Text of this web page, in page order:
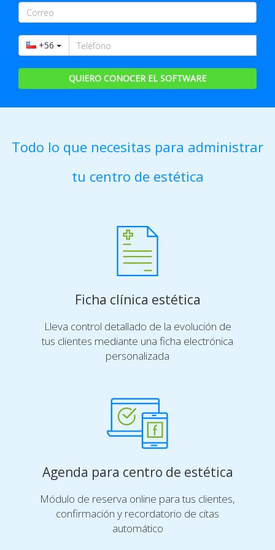
+56
QUIERO CONOCER EL SOFTWARE
Todo lo que necesitas para administrar
tu centro de estética
Ficha clínica estética
Lleva control detallado de la evolución de
tus clientes mediante una ficha electrónica
personalizada
Agenda para centro de estética
Módulo de reserva online para tus clientes,
confirmación y recordatorio de citas
automático